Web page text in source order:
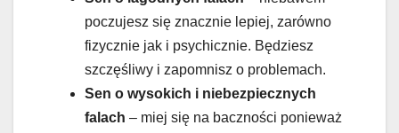
poczujesz się znacznie lepiej, zarówno
fizycznie jak i psychicznie. Będziesz
szczęśliwy i zapomnisz o problemach.
Sen o wysokich i niebezpiecznych
falach – miej się na baczności ponieważ